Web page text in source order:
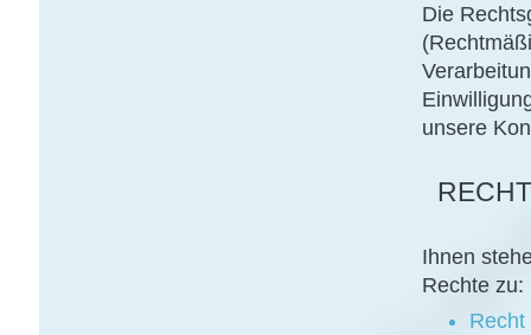
Die
unsere
Ihnen
Rechte zu: